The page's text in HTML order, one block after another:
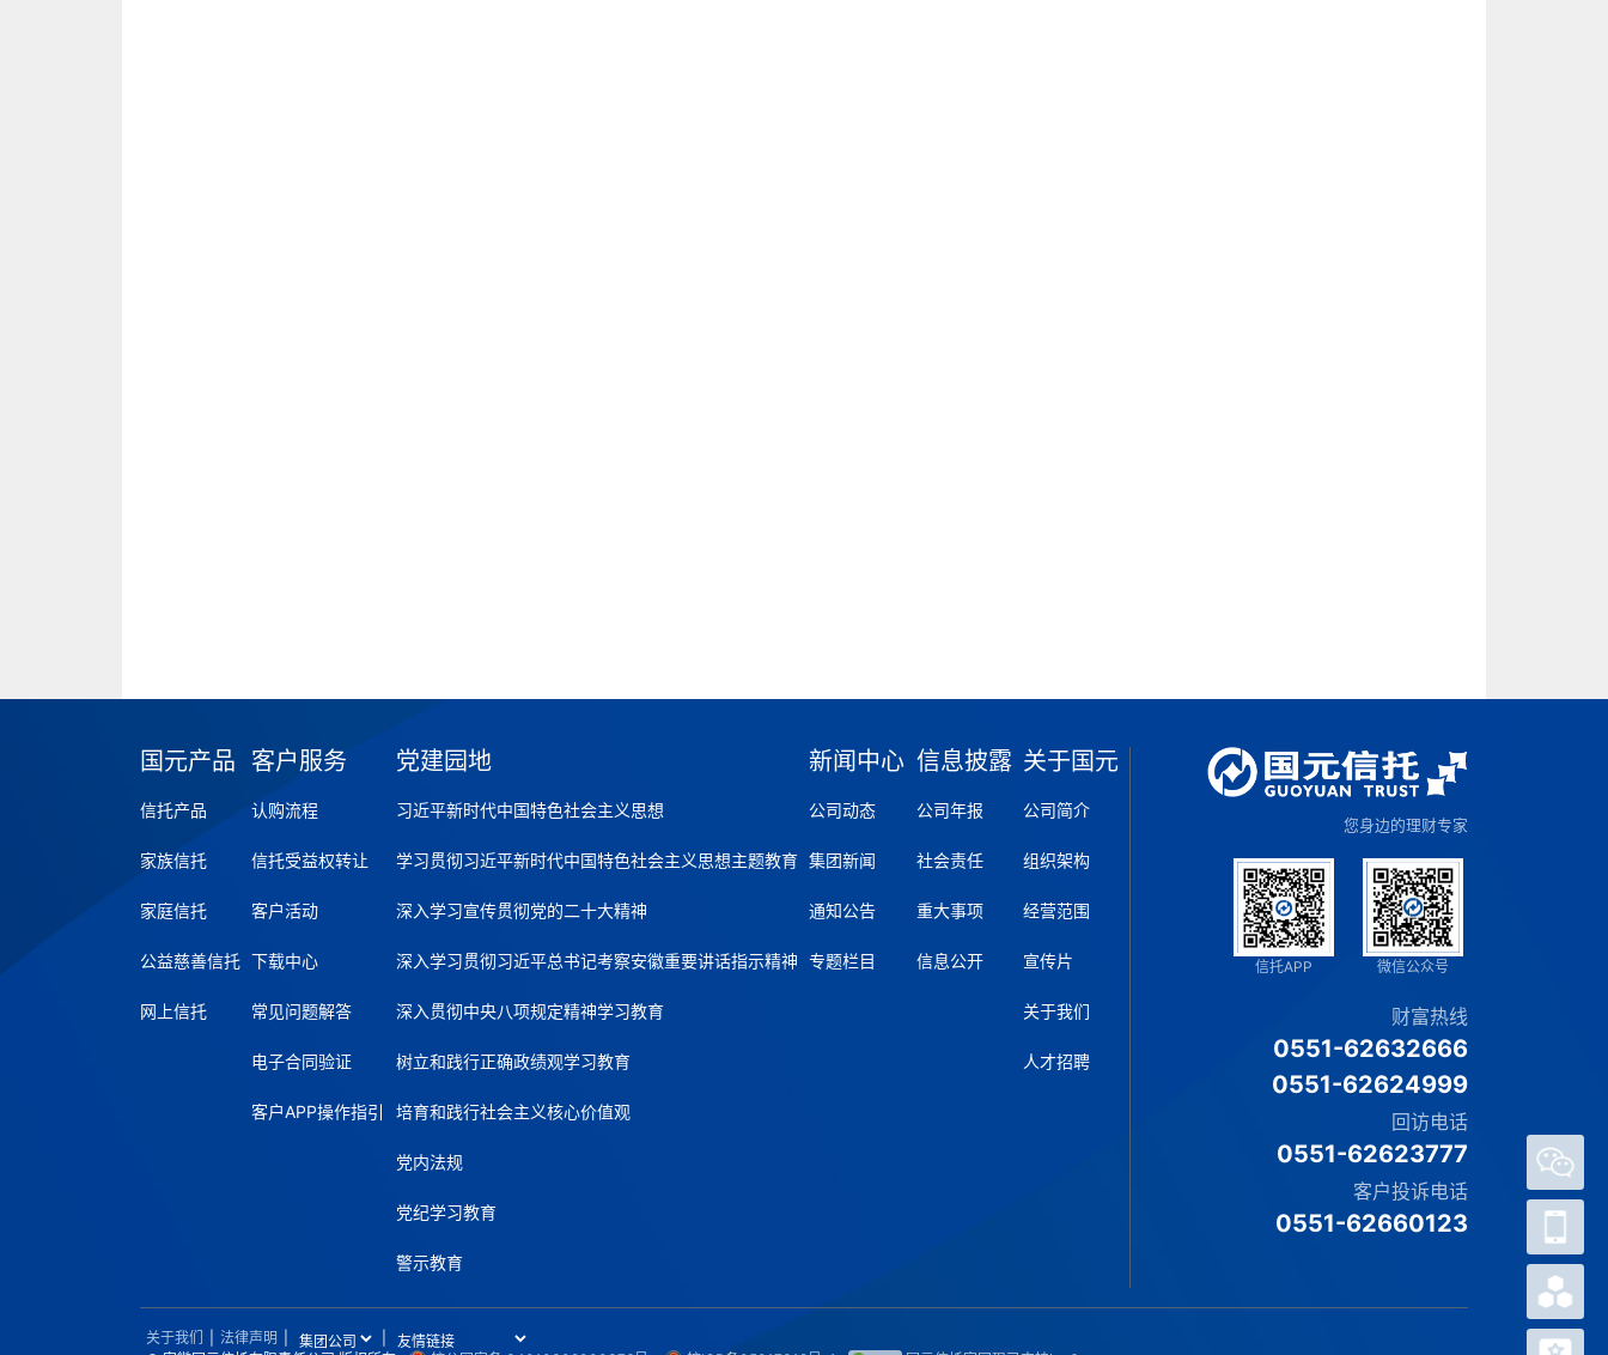
官方
客户
APP
热销
国元产品
信托产品
家族信托
家庭信托
公益慈善信托
网上信托
客户服务
认购流程
信托受益权转让
客户活动
下载中心
常见问题解答
电子合同验证
客户APP操作指引
党建园地
习近平新时代中国特色社会主义思想
学习贯彻习近平新时代中国特色社会主义思想主题教育
深入学习宣传贯彻党的二十大精神
深入学习贯彻习近平总书记考察安徽重要讲话指示精神
深入贯彻中央八项规定精神学习教育
树立和践行正确政绩观学习教育
培育和践行社会主义核心价值观
党内法规
党纪学习教育
警示教育
新闻中心
公司动态
集团新闻
通知公告
专题栏目
信息披露
公司年报
社会责任
重大事项
信息公开
关于国元
公司简介
组织架构
经营范围
宣传片
关于我们
人才招聘
您身边的理财专家
信托APP 微信公众号
财富热线
0551-62632666
0551-62624999
回访电话
0551-62623777
客户投诉电话
0551-62660123
关于我们 法律声明